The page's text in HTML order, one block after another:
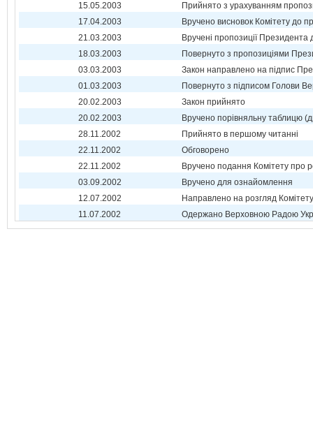
15.05.2003
Прийнято з урахуванням
17.04.2003
Вручено висновок Комітету до
21.03.2003
Вручені пропозиції Президента
18.03.2003
Повернуто з пропозиціями
03.03.2003
Закон направлено на підпис
01.03.2003
Повернуто з підписом Голови
20.02.2003
Закон прийнято
20.02.2003
Вручено порівняльну таблицю
28.11.2002
Прийнято в першому читанні
22.11.2002
Обговорено
22.11.2002
Вручено подання Комітету про
03.09.2002
Вручено для ознайомлення
12.07.2002
Направлено на розгляд Комітету
11.07.2002
Одержано Верховною Радою